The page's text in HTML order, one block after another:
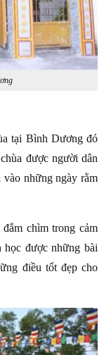
tại Bình Dương đó
được người dân
những ngày rằm
chìm trong cảm
học được những bài
điều tốt đẹp cho